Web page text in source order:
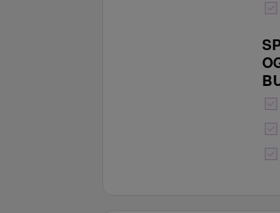
Vavrečka) alebo
transportérom v